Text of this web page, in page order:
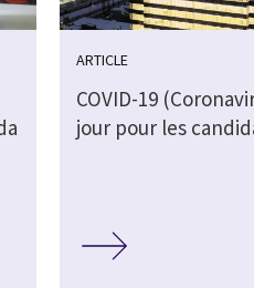
ARTICLE
COVID-19
jour pour les